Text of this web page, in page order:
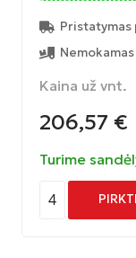
Pristatymas
Kaina už vnt.
206,57 €
Turime
4 PIRKTI